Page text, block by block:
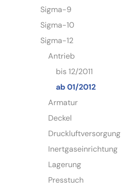
Sigma-9
Sigma-10
Sigma-12
Antrieb
bis 12/2011
ab 01/2012
Armatur
Deckel
Druckluftversorgung
Inertgaseinrichtung
Lagerung
Presstuch